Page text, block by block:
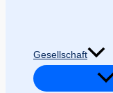
Gesellschaft